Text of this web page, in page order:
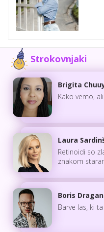
Strokovnjaki
Brigita
Kako vemo,
Laura
Retinoidi so
znakom
Boris Dragan
Barve las, ki